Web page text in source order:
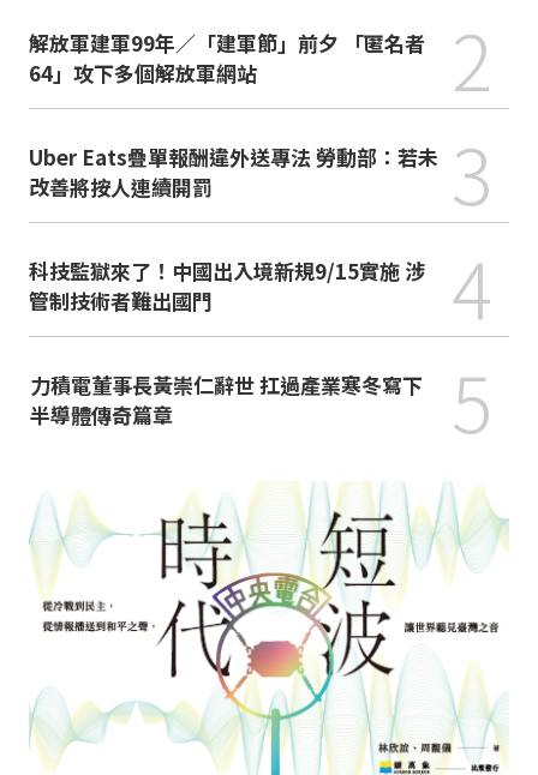
解放軍建軍99年／「建軍節」前夕 「匿名者
64」攻下多個解放軍網站
2
Uber Eats疊單報酬違外送專法 勞動部：若未
改善將按人連續開罰
3
科技監獄來了！中國出入境新規9/15實施 涉
管制技術者難出國門
4
力積電董事長黃崇仁辭世 扛過產業寒冬寫下
半導體傳奇篇章
5